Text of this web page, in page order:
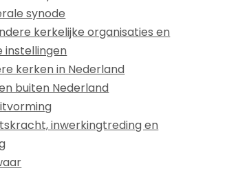
synode
kerkelijke organisaties en
instellingen
kerken in Nederland
buiten Nederland
inwerkingtreding en